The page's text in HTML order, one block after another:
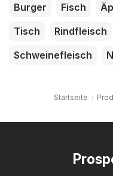
Burger Fisch
Tisch
Rindfleisch
Schweinefleisch
Startseite